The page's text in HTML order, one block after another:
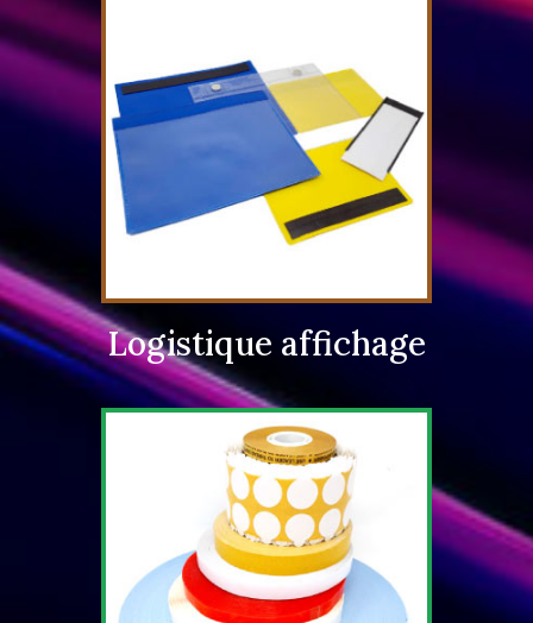
Logistique affichage